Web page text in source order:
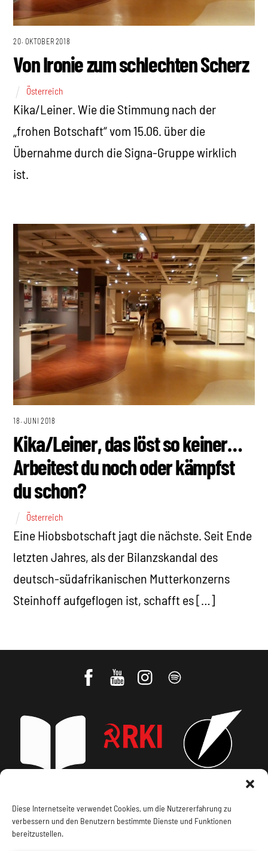
Diese Internetseite verwendet Cookies, um die Nutzererfahrung zu
verbessern und den Benutzern bestimmte Dienste und Funktionen
bereitzustellen.
20. OKTOBER 2018
Von Ironie zum schlechten Scherz
Österreich
Kika/Leiner. Wie die Stimmung nach der
„frohen Botschaft“ vom 15.06. über die
Übernahme durch die Signa-Gruppe wirklich
ist.
18. JUNI 2018
Kika/Leiner, das löst so keiner…
Arbeitest du noch oder kämpfst
du schon?
Österreich
Eine Hiobsbotschaft jagt die nächste. Seit Ende
letzten Jahres, als der Bilanzskandal des
deutsch-südafrikanischen Mutterkonzerns
Steinhoff aufgeflogen ist, schafft es […]